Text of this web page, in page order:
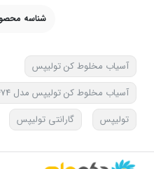
شناسه
آسیاب مخلوط کن تولیپس
آسیاب مخلوط کن تولیپس مدل BL-A474
تولیپس
گارانتی تولیپس